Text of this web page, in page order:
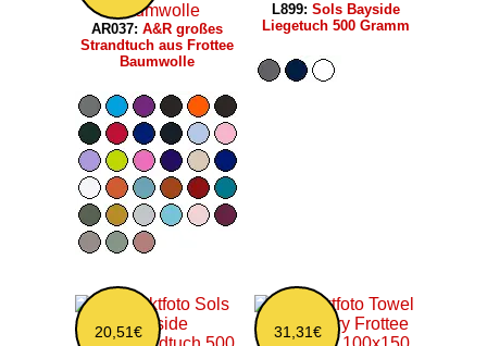
AR037: A&R großes
Strandtuch aus Frottee
Baumwolle
L899: Sols Bayside
Liegetuch 500 Gramm
20,51€ 31,31€